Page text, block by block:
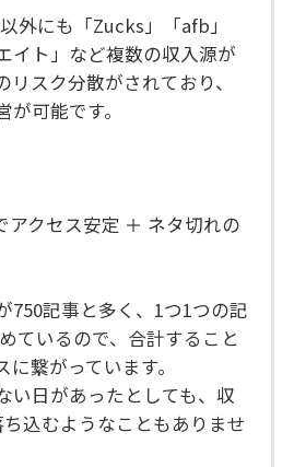
外にも「Zucks」「afb」
イト」など複数の収入源が
リスク分散がされており、
可能です。
クセス安定 ＋ ネタ切れの
750記事と多く、1つ1つの記
ているので、合計すること
繋がっています。
い日があったとしても、収
込むようなこともありませ